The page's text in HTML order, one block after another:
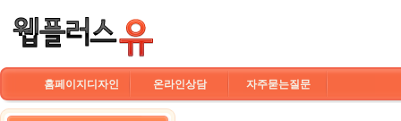
홈페이지디자인 온라인상담 자주묻는질문